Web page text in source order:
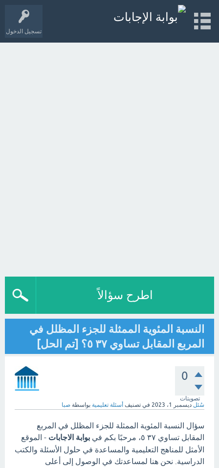
تسجيل الدخول
اطرح سؤالاً
النسبة المئوية الممثلة للجزء المظلل في
المربع المقابل تساوي ٣٧ ٥؟ [تم الحل]
0
تصويتات
سُئل ديسمبر 1، 2023 في تصنيف أسئلة تعليمية بواسطة صبا
سؤال النسبة المئوية الممثلة للجزء المظلل في المربع
المقابل تساوي ٣٧ ٥، مرحبًا بكم في
بوابة الاجابات - الموقع
الأمثل للمناهج التعليمية والمساعدة في حلول الأسئلة والكتب
الدراسية. نحن هنا لمساعدتك في الوصول إلى أعلى